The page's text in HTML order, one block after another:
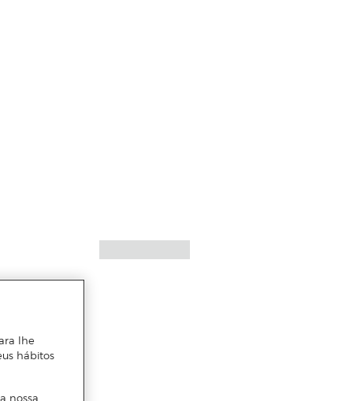
lhe
hábitos
nossa